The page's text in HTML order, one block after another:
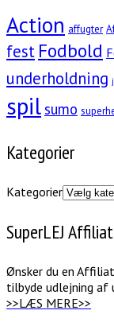
Action affugter
fest Fodbold
underholdning
spil sumo
Kategorier
Kategorier
SuperLEJ
Ønsker du en
tilbyde udlejning af
>>LÆS MERE>>